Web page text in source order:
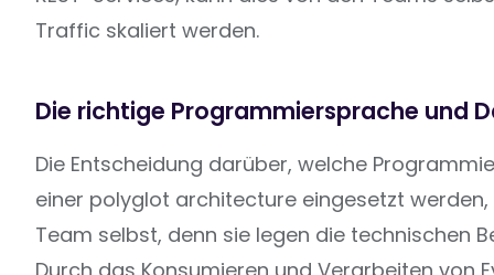
Traffic skaliert werden.
Die richtige Programmiersprache und
Die Entscheidung darüber, welche
einer polyglot architecture eingesetzt
Team selbst, denn sie legen die technischen